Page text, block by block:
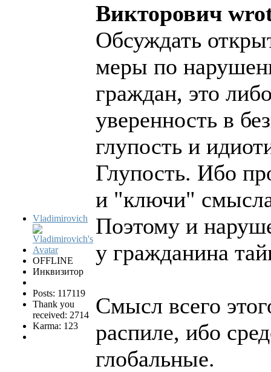
Vladimirovich
OFFLINE
Инквизитор
Posts: 117119
Thank you
received: 2714
Karma: 123
Викторович
Обсуждать
меры по
граждан, это
уверенность в
глупость и
Глупость. Ибо
и "ключи" смысла
Поэтому и
у гражданина
Смысл всего
распиле, ибо
глобальные.